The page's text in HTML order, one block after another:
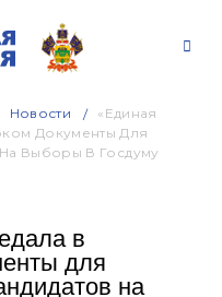
Новости
«Единая
Документы Для
Выборы В Госдуму
в
для
на